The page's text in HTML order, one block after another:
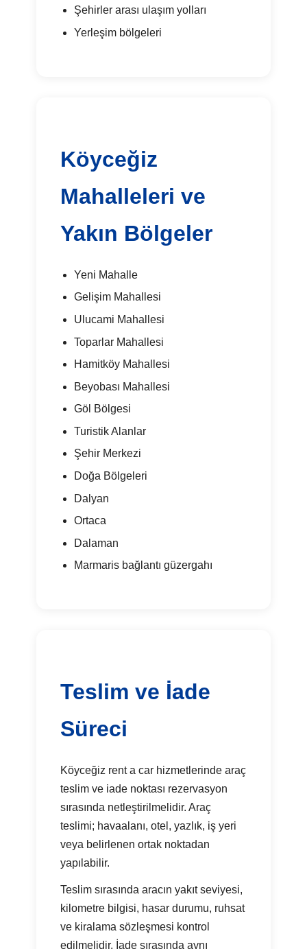
Şehirler arası ulaşım yolları
Yerleşim bölgeleri
Köyceğiz
Mahalleleri ve
Yakın Bölgeler
Yeni Mahalle
Gelişim Mahallesi
Ulucami Mahallesi
Toparlar Mahallesi
Hamitköy Mahallesi
Beyobası Mahallesi
Göl Bölgesi
Turistik Alanlar
Şehir Merkezi
Doğa Bölgeleri
Dalyan
Ortaca
Dalaman
Marmaris bağlantı güzergahı
Teslim ve İade
Süreci
Köyceğiz rent a car hizmetlerinde araç
teslim ve iade noktası rezervasyon
sırasında netleştirilmelidir. Araç
teslimi; havaalanı, otel, yazlık, iş yeri
veya belirlenen ortak noktadan
yapılabilir.
Teslim sırasında aracın yakıt seviyesi,
kilometre bilgisi, hasar durumu, ruhsat
ve kiralama sözleşmesi kontrol
edilmelidir. İade sırasında aynı